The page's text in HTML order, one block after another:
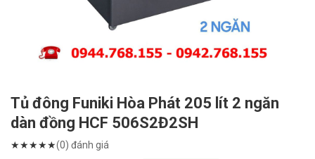
Tủ đông Funiki Hòa Phát 205 lít 2 ngăn
dàn đồng HCF 506S2Đ2SH
★★★★★(0) đánh giá